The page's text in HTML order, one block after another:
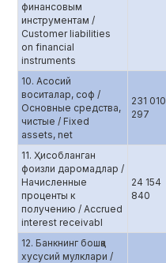
финансовым
инструментам /
Customer liabilities
on financial
instruments
10. Асосий
воситалар, соф /
Основные средства,
чистые / Fixed
assets, net
231 010
297
11. Ҳисобланган
фоизли даромадлар /
Начисленные
проценты к
получению / Accrued
interest receivabl
24 154
840
12. Банкнинг бошқа
хусусий мулклари /